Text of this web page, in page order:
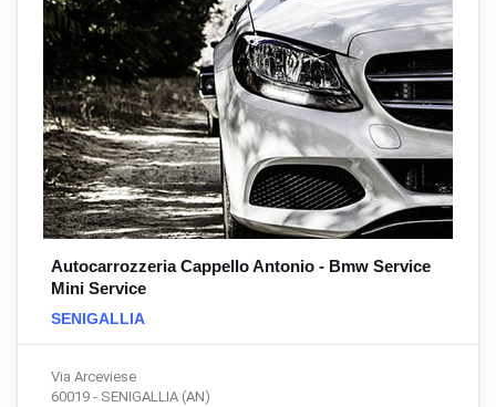
Autocarrozzeria Cappello Antonio - Bmw Service
Mini Service
SENIGALLIA
Via Arceviese
60019 - SENIGALLIA (AN)